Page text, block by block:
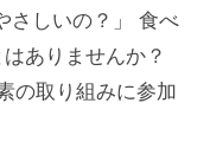
さしいの？」 食べ
ありませんか？
の取り組みに参加